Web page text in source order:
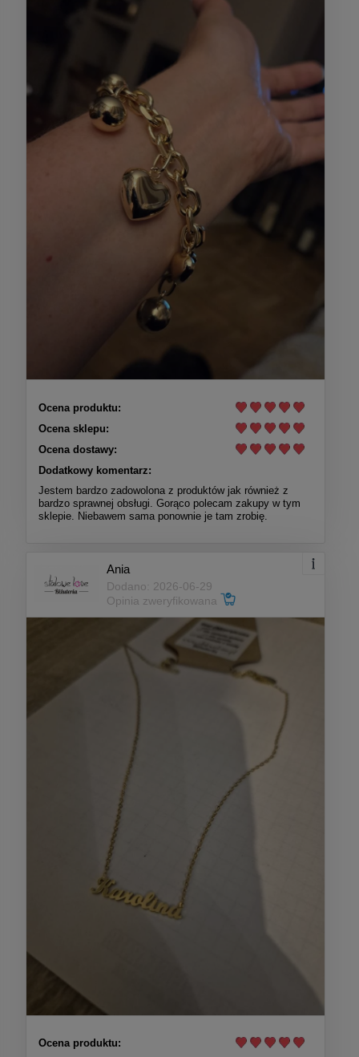
Ocena produktu:
Ocena sklepu:
Ocena dostawy:
Dodatkowy komentarz:
Jestem bardzo zadowolona z produktów jak również z
bardzo sprawnej obsługi. Gorąco polecam zakupy w tym
sklepie. Niebawem sama ponownie je tam zrobię.
Ania
Dodano: 2026-06-29
Opinia zweryfikowana
Ocena produktu: